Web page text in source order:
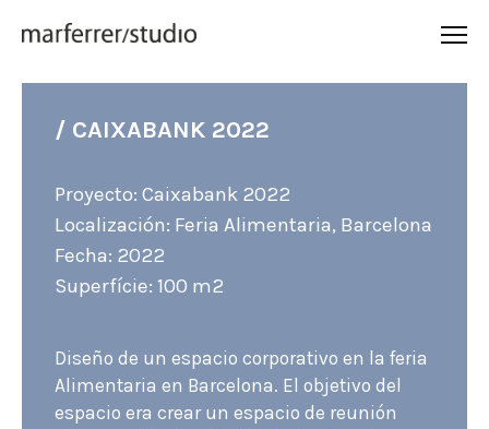
/ CAIXABANK 2022
Proyecto: Caixabank 2022
Localización: Feria Alimentaria, Barcelona
Fecha: 2022
Superfície: 100 m2
Diseño de un espacio corporativo en la feria
Alimentaria en Barcelona. El objetivo del
espacio era crear un espacio de reunión